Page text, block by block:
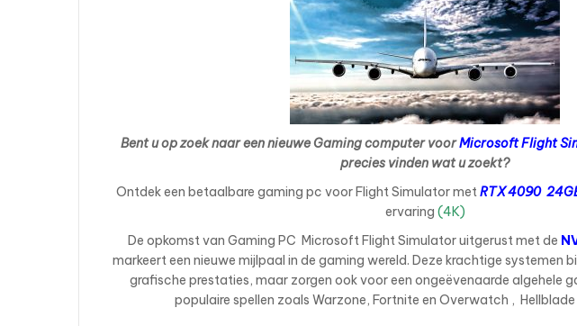
Bent u op zoek naar een nieuwe Gaming computer voorMicrosoft Flight
precies vinden wat u zoekt?
Ontdek een betaalbare gaming pc voor Flight Simulator metRTX 4090
ervaring (4K)
De opkomst van Gaming PC Microsoft Flight Simulator uitgerust met de
markeert een nieuwe mijlpaal in de gaming wereld. Deze krachtige systemen
grafische prestaties, maar zorgen ook voor een ongeëvenaarde algehele
populaire spellen zoals Warzone, Fortnite en Overwatch ,